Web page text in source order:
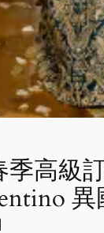
季高級